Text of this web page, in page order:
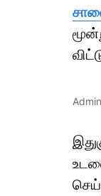
Admin